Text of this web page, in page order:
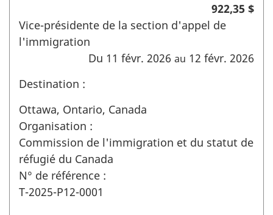
922,35 $
Vice-présidente de la section d'appel de
l'immigration
Du 11 févr. 2026 au 12 févr. 2026
Destination :
Ottawa, Ontario, Canada
Organisation :
Commission de l'immigration et du statut de
réfugié du Canada
N° de référence :
T-2025-P12-0001